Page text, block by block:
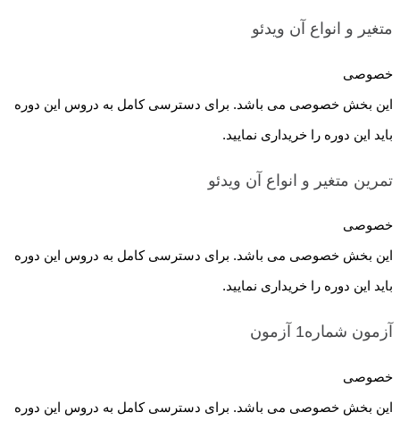
متغیر و انواع آن ویدئو
خصوصی
این بخش خصوصی می باشد. برای دسترسی کامل به دروس این دوره
باید این دوره را خریداری نمایید.
تمرین متغیر و انواع آن ویدئو
خصوصی
این بخش خصوصی می باشد. برای دسترسی کامل به دروس این دوره
باید این دوره را خریداری نمایید.
آزمون شماره1 آزمون
خصوصی
این بخش خصوصی می باشد. برای دسترسی کامل به دروس این دوره